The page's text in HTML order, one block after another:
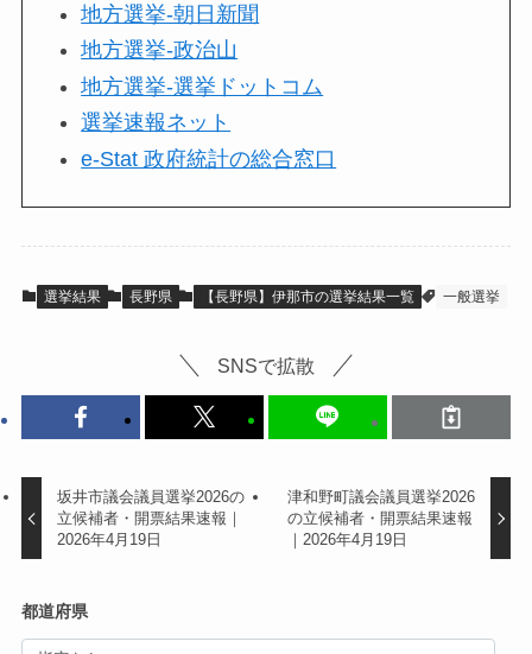
地方選挙-朝日新聞
地方選挙-政治山
地方選挙-選挙ドットコム
選挙速報ネット
e-Stat 政府統計の総合窓口
選挙結果 長野県 【長野県】伊那市の選挙結果一覧 一般選挙
SNSで拡散
坂井市議会議員選挙2026の
立候補者・開票結果速報｜
2026年4月19日
津和野町議会議員選挙2026
の立候補者・開票結果速報
｜2026年4月19日
都道府県